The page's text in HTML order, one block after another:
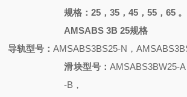
规格：25，35，45，55，65 。
AMSABS 3B 25规格
导轨型号：AMSABS3BS25-N，
滑块型号：AMSABS3BW25-
-B，